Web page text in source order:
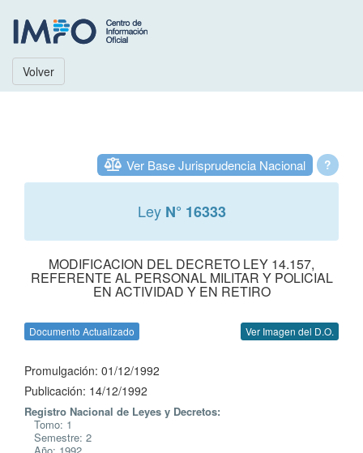
Volver
?
Ver Base Jurisprudencia Nacional
Ley N° 16333
MODIFICACION DEL DECRETO LEY 14.157,
REFERENTE AL PERSONAL MILITAR Y POLICIAL
EN ACTIVIDAD Y EN RETIRO
Documento Actualizado Ver Imagen del D.O.
Promulgación: 01/12/1992
Publicación: 14/12/1992
Registro Nacional de Leyes y Decretos:
Tomo: 1
Semestre: 2